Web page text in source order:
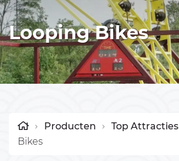
Looping Bikes
Producten Top Attracties
Bikes